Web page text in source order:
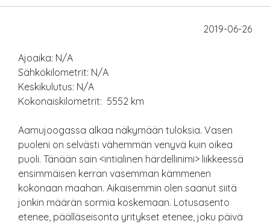
2019-06-26
Ajoaika: N/A
Sähkökilometrit: N/A
Keskikulutus: N/A
Kokonaiskilometrit: 5552 km
Aamujoogassa alkaa näkymään tuloksia. Vasen
puoleni on selvästi vähemmän venyvä kuin oikea
puoli. Tänään sain <intialinen härdellinimi> liikkeessä
ensimmäisen kerran vasemman kämmenen
kokonaan maahan. Aikaisemmin olen saanut siitä
jonkin määrän sormia koskemaan. Lotusasento
etenee, päälläseisonta yritykset etenee, joku päivä